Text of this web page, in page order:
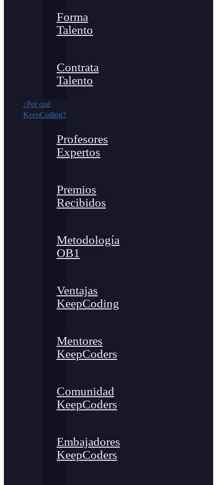
Forma
Talento
Contrata
Talento
¿Por qué
KeepCoding?
Profesores
Expertos
Premios
Recibidos
Metodología
OB1
Ventajas
KeepCoding
Mentores
KeepCoders
Comunidad
KeepCoders
Embajadores
KeepCoders